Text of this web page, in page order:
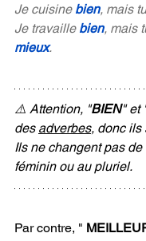
Je cuisine bien, mais
Je travaille bien, mais
mieux.
⚠️ Attention, "BIEN" et
des adverbes, donc ils
Ils ne changent pas de
féminin ou au pluriel.
Par contre, "